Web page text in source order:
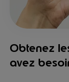
Obtenez
avez